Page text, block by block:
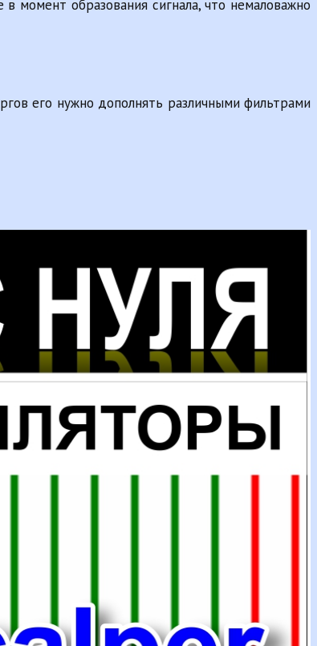
момент образования сигнала, что немаловажно
его нужно дополнять различными фильтрами